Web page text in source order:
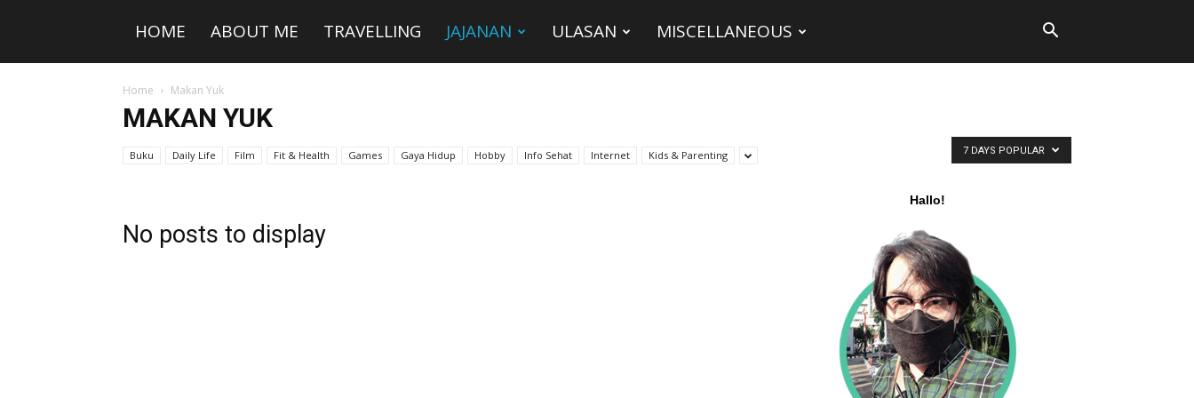
HOME ABOUT ME TRAVELLING JAJANAN ULASAN MISCELLANEOUS
Home Makan Yuk
MAKAN YUK
Buku Daily Life Film Fit & Health Games Gaya Hidup Hobby Info Sehat Internet Kids & Parenting 7 DAYS POPULAR
No posts to display
Hallo!